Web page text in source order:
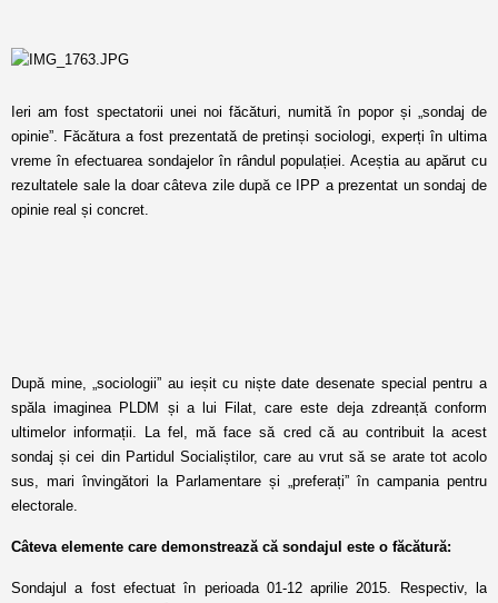
Ieri am fost spectatorii unei noi făcături, numită în popor și „sondaj de
opinie”. Făcătura a fost prezentată de pretinși sociologi, experți în ultima
vreme în efectuarea sondajelor în rândul populației. Aceștia au apărut cu
rezultatele sale la doar câteva zile după ce IPP a prezentat un sondaj de
opinie real și concret.
După mine, „sociologii” au ieșit cu niște date desenate special pentru a
spăla imaginea PLDM și a lui Filat, care este deja zdreanță conform
ultimelor informații. La fel, mă face să cred că au contribuit la acest
sondaj și cei din Partidul Socialiștilor, care au vrut să se arate tot acolo
sus, mari învingători la Parlamentare și „preferați” în campania pentru
electorale.
Câteva elemente care demonstrează că sondajul este o făcătură:
Sondajul a fost efectuat în perioada 01-12 aprilie 2015. Respectiv, la